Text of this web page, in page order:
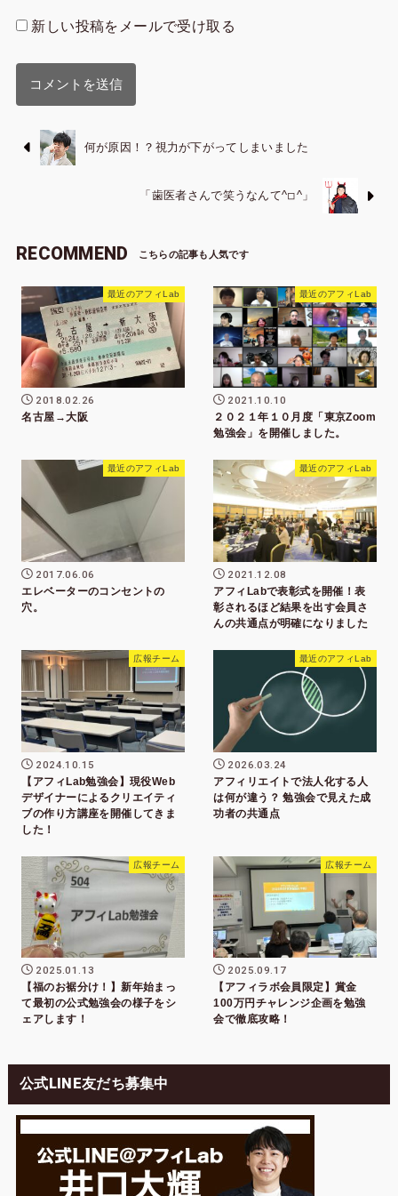
新しい投稿をメールで受け取る
何が原因！？視力が下がってしまいました
「歯医者さんで笑うなんて^◽︎^」
RECOMMEND
最近のアフィLab
2018.02.26
名古屋→大阪
最近のアフィLab
2021.10.10
２０２１年１０月度「東京Zoom
勉強会」を開催しました。
最近のアフィLab
2017.06.06
エレベーターのコンセントの
穴。
最近のアフィLab
2021.12.08
アフィLabで表彰式を開催！表
彰されるほど結果を出す会員さ
んの共通点が明確になりました
広報チーム
2024.10.15
【アフィLab勉強会】現役Web
デザイナーによるクリエイティ
ブの作り方講座を開催してきま
した！
最近のアフィLab
2026.03.24
アフィリエイトで法人化する人
は何が違う？ 勉強会で見えた成
功者の共通点
広報チーム
2025.01.13
【福のお裾分け！】新年始まっ
て最初の公式勉強会の様子をシ
ェアします！
広報チーム
2025.09.17
【アフィラボ会員限定】賞金
100万円チャレンジ企画を勉強
会で徹底攻略！
公式LINE友だち募集中